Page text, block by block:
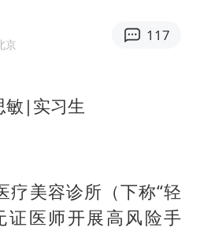
中国父女泰国骑摩托车坠崖1死1伤
打虎 宋致远被查
女子网购名牌包发现是自己丢的那只
阿嬷的情书》售后来了
京
117
敏|实习生
疗美容诊所（下称“轻
证医师开展高风险手